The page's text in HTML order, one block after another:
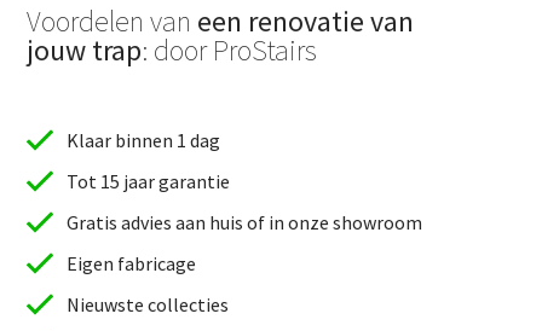
Voordelen van een renovatie van
jouw trap: door ProStairs
Klaar binnen 1 dag
Tot 15 jaar garantie
Gratis advies aan huis of in onze showroom
Eigen fabricage
Nieuwste collecties